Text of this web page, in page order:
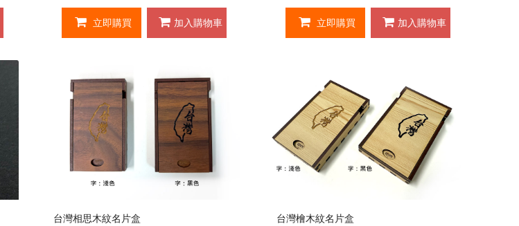
立即購買 加入購物車 立即購買 加入購物車
台灣相思木紋名片盒 台灣檜木紋名片盒